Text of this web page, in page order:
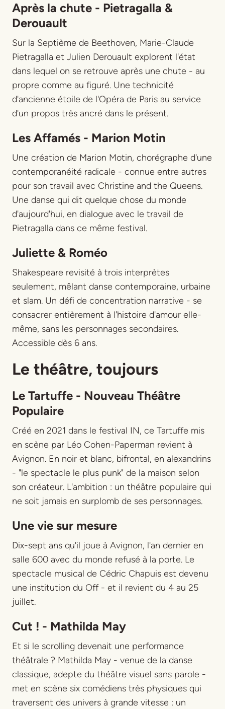
Après la chute - Pietragalla &
Derouault
Sur la Septième de Beethoven, Marie-Claude
Pietragalla et Julien Derouault explorent l'état
dans lequel on se retrouve après une chute - au
propre comme au figuré. Une technicité
d'ancienne étoile de l'Opéra de Paris au service
d'un propos très ancré dans le présent.
Les Affamés - Marion Motin
Une création de Marion Motin, chorégraphe d'une
contemporanéité radicale - connue entre autres
pour son travail avec Christine and the Queens.
Une danse qui dit quelque chose du monde
d'aujourd'hui, en dialogue avec le travail de
Pietragalla dans ce même festival.
Juliette & Roméo
Shakespeare revisité à trois interprètes
seulement, mêlant danse contemporaine, urbaine
et slam. Un défi de concentration narrative - se
consacrer entièrement à l'histoire d'amour elle-
même, sans les personnages secondaires.
Accessible dès 6 ans.
Le théâtre, toujours
Le Tartuffe - Nouveau Théâtre
Populaire
Créé en 2021 dans le festival IN, ce Tartuffe mis
en scène par Léo Cohen-Paperman revient à
Avignon. En noir et blanc, bifrontal, en alexandrins
- "le spectacle le plus punk" de la maison selon
son créateur. L'ambition : un théâtre populaire qui
ne soit jamais en surplomb de ses personnages.
Une vie sur mesure
Dix-sept ans qu'il joue à Avignon, l'an dernier en
salle 600 avec du monde refusé à la porte. Le
spectacle musical de Cédric Chapuis est devenu
une institution du Off - et il revient du 4 au 25
juillet.
Cut ! - Mathilda May
Et si le scrolling devenait une performance
théâtrale ? Mathilda May - venue de la danse
classique, adepte du théâtre visuel sans parole -
met en scène six comédiens très physiques qui
traversent des univers à grande vitesse : un